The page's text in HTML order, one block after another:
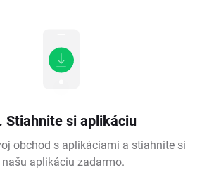
Stiahnite si aplikáciu
obchod s aplikáciami a stiahnite si
našu aplikáciu zadarmo.